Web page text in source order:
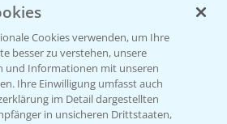
WhatsApp
346 564 1
Cookies verwenden, um Ihre
besser zu verstehen, unsere
und Informationen mit unseren
Ihre Einwilligung umfasst auch
im Detail dargestellten
in unsicheren Drittstaaten,